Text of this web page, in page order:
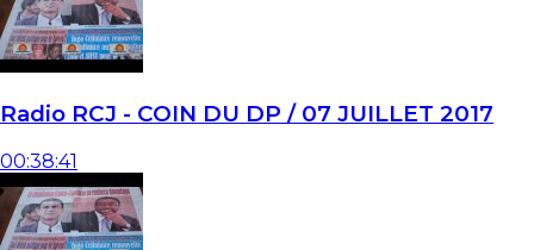
Radio RCJ - COIN DU DP / 07 JUILLET 2017
00:38:41